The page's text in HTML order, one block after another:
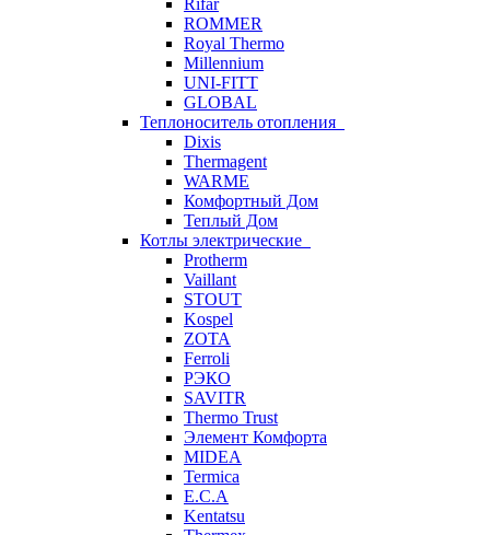
Rifar
ROMMER
Royal Thermo
Millennium
UNI-FITT
GLOBAL
Теплоноситель отопления
Dixis
Thermagent
WARME
Комфортный Дом
Теплый Дом
Котлы электрические
Protherm
Vaillant
STOUT
Kospel
ZOTA
Ferroli
РЭКО
SAVITR
Thermo Trust
Элемент Комфорта
MIDEA
Termica
E.C.A
Kentatsu